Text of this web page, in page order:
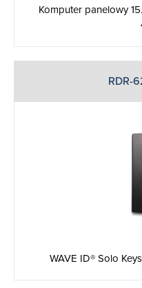
Komputer panelowy
RDR-
WAVE ID® Solo